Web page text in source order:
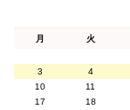
月 火
3
4
10
11
17
18